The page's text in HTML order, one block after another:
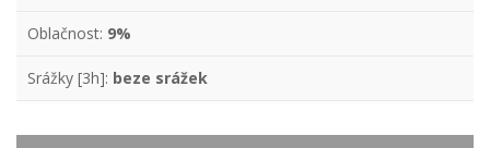
Oblačnost: 9%
Srážky [3h]: beze srážek